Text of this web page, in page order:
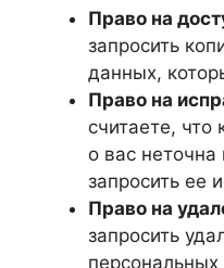
Право на
запросить
данных,
Право на
считаете,
о вас
запросить ее
Право на
запросить